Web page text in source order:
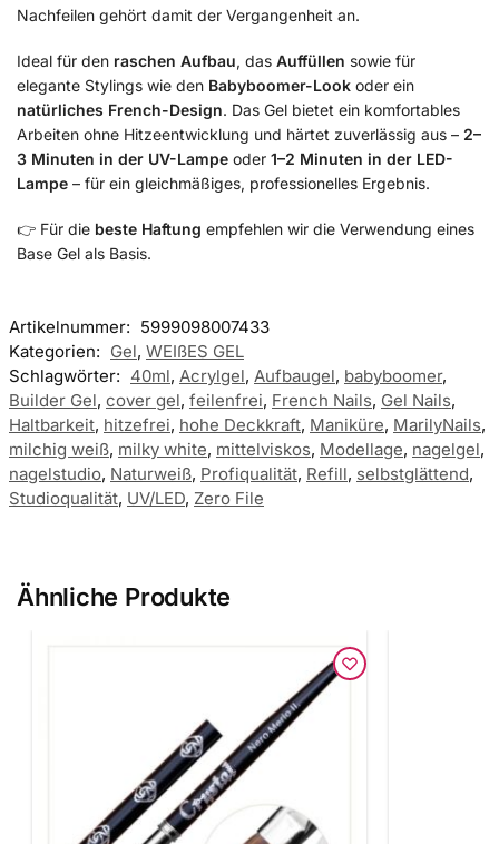
Nachfeilen gehört damit der Vergangenheit an.
Ideal für den raschen Aufbau, das Auffüllen sowie für
elegante Stylings wie den Babyboomer-Look oder ein
natürliches French-Design. Das Gel bietet ein komfortables
Arbeiten ohne Hitzeentwicklung und härtet zuverlässig aus – 2–
3 Minuten in der UV-Lampe oder 1–2 Minuten in der LED-
Lampe – für ein gleichmäßiges, professionelles Ergebnis.
👉 Für die beste Haftung empfehlen wir die Verwendung eines
Base Gel als Basis.
Artikelnummer: 5999098007433
Kategorien: Gel, WEIßES GEL
Schlagwörter: 40ml, Acrylgel, Aufbaugel, babyboomer,
Builder Gel, cover gel, feilenfrei, French Nails, Gel Nails,
Haltbarkeit, hitzefrei, hohe Deckkraft, Maniküre, MarilyNails,
milchig weiß, milky white, mittelviskos, Modellage, nagelgel,
nagelstudio, Naturweiß, Profiqualität, Refill, selbstglättend,
Studioqualität, UV/LED, Zero File
Ähnliche Produkte